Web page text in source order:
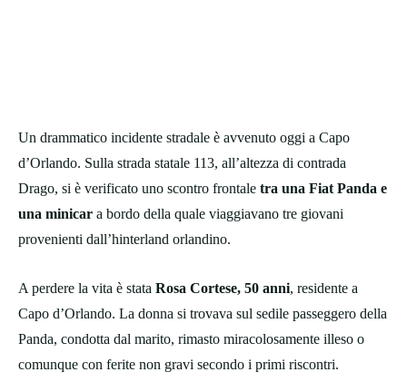
Un drammatico incidente stradale è avvenuto oggi a Capo
d’Orlando. Sulla strada statale 113, all’altezza di contrada
Drago, si è verificato uno scontro frontale tra una Fiat Panda e
una minicar a bordo della quale viaggiavano tre giovani
provenienti dall’hinterland orlandino.
A perdere la vita è stata Rosa Cortese, 50 anni, residente a
Capo d’Orlando. La donna si trovava sul sedile passeggero della
Panda, condotta dal marito, rimasto miracolosamente illeso o
comunque con ferite non gravi secondo i primi riscontri.